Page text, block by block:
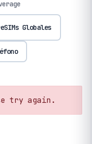
eSIMs Globales
try again.